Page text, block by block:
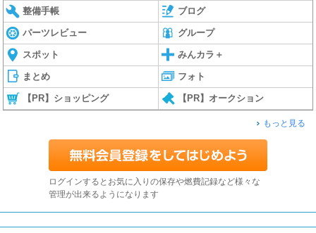
整備手帳 ブログ
パーツレビュー グループ
スポット みんカラ＋
まとめ フォト
【PR】ショッピング 【PR】オークション
もっと見る
ログインするとお気に入りの保存や燃費記録など様々な
管理が出来るようになります